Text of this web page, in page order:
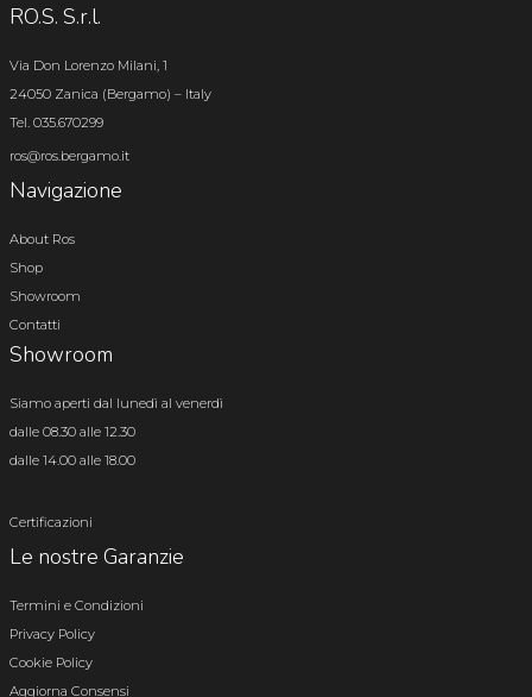
RO.S. S.r.l.
Via Don Lorenzo Milani, 1
24050 Zanica (Bergamo) – Italy
Tel. 035.670299
ros@ros.bergamo.it
Navigazione
About Ros
Shop
Showroom
Contatti
Showroom
Siamo aperti dal lunedì al venerdì
dalle 08.30 alle 12.30
dalle 14.00 alle 18.00
Certificazioni
Le nostre Garanzie
Termini e Condizioni
Privacy Policy
Cookie Policy
Aggiorna Consensi